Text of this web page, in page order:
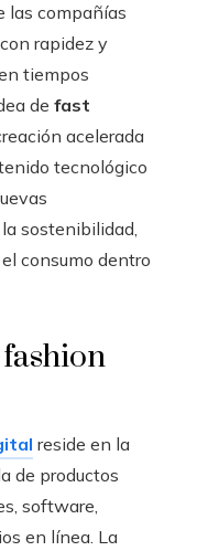
las compañías
rapidez y
tiempos
de fast
acelerada
tecnológico
sostenibilidad,
consumo dentro
reside en la
de productos
software,
en línea. La